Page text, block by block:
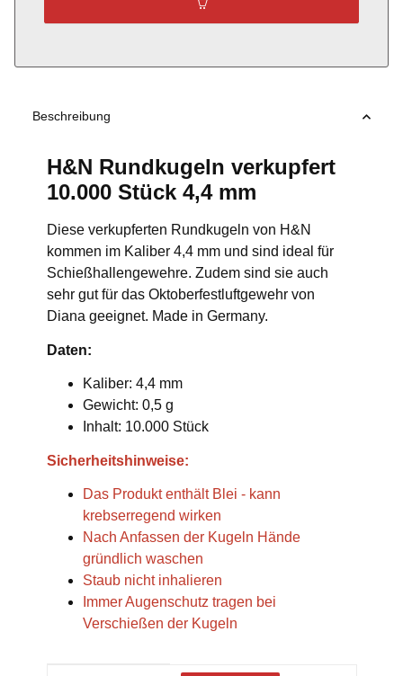
Beschreibung
H&N Rundkugeln verkupfert
10.000 Stück 4,4 mm
Diese verkupferten Rundkugeln von H&N
kommen im Kaliber 4,4 mm und sind ideal für
Schießhallengewehre. Zudem sind sie auch
sehr gut für das Oktoberfestluftgewehr von
Diana geeignet. Made in Germany.
Daten:
Kaliber: 4,4 mm
Gewicht: 0,5 g
Inhalt: 10.000 Stück
Sicherheitshinweise:
Das Produkt enthält Blei - kann
krebserregend wirken
Nach Anfassen der Kugeln Hände
gründlich waschen
Staub nicht inhalieren
Immer Augenschutz tragen bei
Verschießen der Kugeln